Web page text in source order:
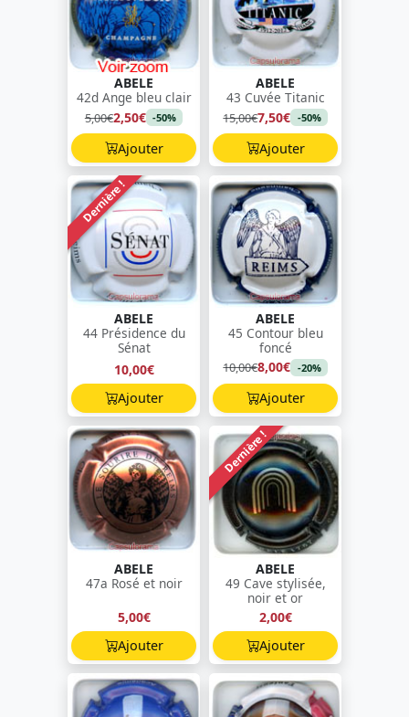
ABELE
42d Ange bleu clair
5,00€2,50€ -50%
Ajouter
ABELE
43 Cuvée Titanic
15,00€7,50€ -50%
Ajouter
Dernière !
ABELE
44 Présidence du
Sénat
10,00€
Ajouter
ABELE
45 Contour bleu
foncé
10,00€8,00€ -20%
Ajouter
ABELE
47a Rosé et noir
5,00€
Ajouter
Dernière !
ABELE
49 Cave stylisée,
noir et or
2,00€
Ajouter